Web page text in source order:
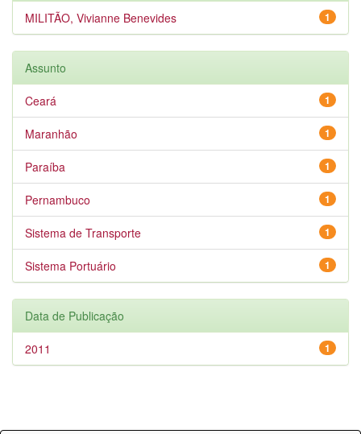
1
MILITÃO, Vivianne Benevides
Assunto
1
Ceará
1
Maranhão
1
Paraíba
1
Pernambuco
1
Sistema de Transporte
1
Sistema Portuário
Data de Publicação
1
2011